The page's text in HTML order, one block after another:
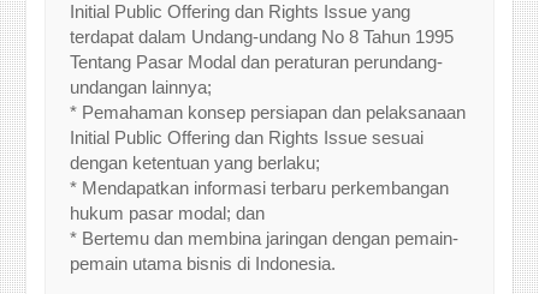
Initial Public Offering dan Rights Issue yang
terdapat dalam Undang-undang No 8 Tahun 1995
Tentang Pasar Modal dan peraturan perundang-
undangan lainnya;
* Pemahaman konsep persiapan dan pelaksanaan
Initial Public Offering dan Rights Issue sesuai
dengan ketentuan yang berlaku;
* Mendapatkan informasi terbaru perkembangan
hukum pasar modal; dan
* Bertemu dan membina jaringan dengan pemain-
pemain utama bisnis di Indonesia.